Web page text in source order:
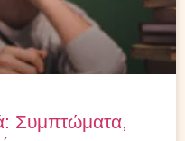
Συμπτώματα,